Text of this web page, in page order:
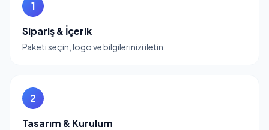
1
Sipariş & İçerik
Paketi seçin, logo ve bilgilerinizi iletin.
2
Tasarım & Kurulum